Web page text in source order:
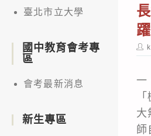
一
大
師
臺北市立大學
國中教育會考專
區
會考最新消息
新生專區